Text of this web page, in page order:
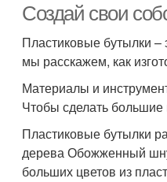
Создай свои
Пластиковые бутылки –
мы расскажем, как
Материалы и
Чтобы сделать
Пластиковые бутылки
дерева Обожженный
больших цветов из